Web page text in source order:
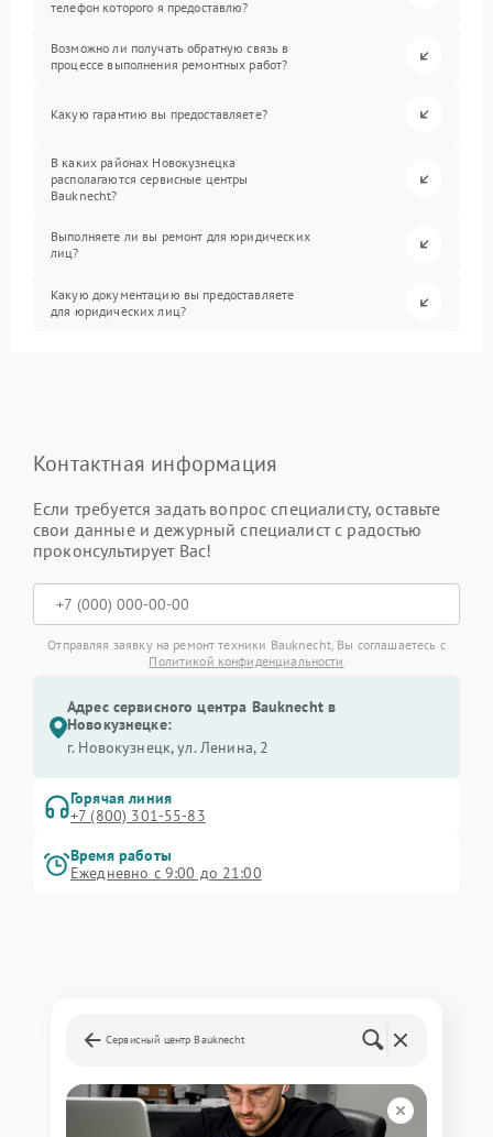
телефон которого я предоставлю?
Возможно ли получать обратную связь в
процессе выполнения ремонтных работ?
Какую гарантию вы предоставляете?
В каких районах Новокузнецка
располагаются сервисные центры
Bauknecht?
Выполняете ли вы ремонт для юридических
лиц?
Какую документацию вы предоставляете
для юридических лиц?
Контактная информация
Если требуется задать вопрос специалисту, оставьте
свои данные и дежурный специалист с радостью
проконсультирует Вас!
Отправляя заявку на ремонт техники Bauknecht, Вы соглашаетесь с
Политикой конфиденциальности
Адрес сервисного центра Bauknecht в
Новокузнецке:
г. Новокузнецк, ул. Ленина, 2
Горячая линия
+7 (800) 301-55-83
Время работы
Ежедневно с 9:00 до 21:00
Сервисный центр Bauknecht